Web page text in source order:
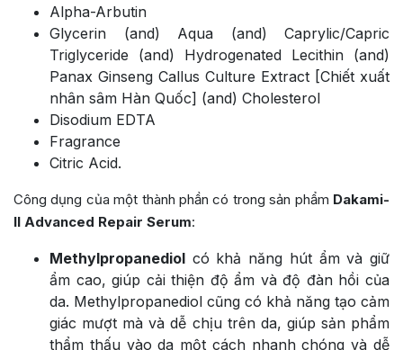
Alpha-Arbutin
Glycerin (and) Aqua (and) Caprylic/Capric
Triglyceride (and) Hydrogenated Lecithin (and)
Panax Ginseng Callus Culture Extract [Chiết xuất
nhân sâm Hàn Quốc] (and) Cholesterol
Disodium EDTA
Fragrance
Citric Acid.
Công dụng của một thành phần có trong sản phẩm Dakami-
II Advanced Repair Serum:
Methylpropanediol có khả năng hút ẩm và giữ
ẩm cao, giúp cải thiện độ ẩm và độ đàn hồi của
da. Methylpropanediol cũng có khả năng tạo cảm
giác mượt mà và dễ chịu trên da, giúp sản phẩm
thẩm thấu vào da một cách nhanh chóng và dễ